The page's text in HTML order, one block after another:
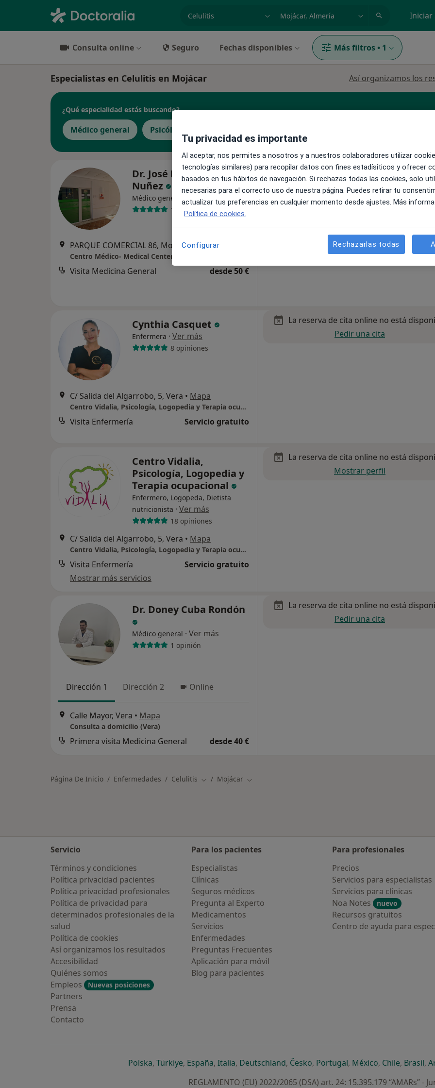
especialidad, enfermedad o nombre
p. ej. Madrid Iniciar
Consulta online Seguro Fechas disponibles Más filtros • 1
Especialistas en Celulitis en Mojácar Así organizamos los
¿Qué especialidad estás buscando?
Médico general Psicólogo
Dr. José María Soler
Nuñez
Médico general
143 opiniones
PARQUE COMERCIAL 86, Mojácar• Mapa
Centro Médico- Medical Center Playa de Mojácar
Visita Medicina General desde 50 €
La reserva de cita online no está
Pedir una cita
Cynthia Casquet
Enfermera · Ver más
8 opiniones
C/ Salida del Algarrobo, 5, Vera • Mapa
Centro Vidalia, Psicología, Logopedia y Terapia ocupacional
Visita Enfermería Servicio gratuito
La reserva de cita online no está
Pedir una cita
Centro Vidalia,
Psicología, Logopedia y
Terapia ocupacional
Enfermero, Logopeda, Dietista
nutricionista · Ver más
18 opiniones
C/ Salida del Algarrobo, 5, Vera • Mapa
Centro Vidalia, Psicología, Logopedia y Terapia ocupacional
Visita Enfermería
Servicio gratuito
Mostrar más servicios
La reserva de cita online no está
Mostrar perfil
Dr. Doney Cuba Rondón
Médico general · Ver más
1 opinión
Dirección 1 Dirección 2 Online
Calle Mayor, Vera • Mapa
Consulta a domicilio (Vera)
Primera visita Medicina General desde 40 €
La reserva de cita online no está
Pedir una cita
Página De Inicio Enfermedades Celulitis Cambiar de ciudad
Mojácar Cambiar de ciudad
Servicio
Términos y condiciones
Política privacidad pacientes
Política privacidad profesionales
Política de privacidad para
determinados profesionales de la
salud
Política de cookies
Así organizamos los resultados
Accesibilidad
Quiénes somos
Empleos
Nuevas posiciones
Partners
Prensa
Contacto
Para los pacientes
Especialistas
Clínicas
Seguros médicos
Pregunta al Experto
Medicamentos
Servicios
Enfermedades
Preguntas Frecuentes
Aplicación para móvil
Blog para pacientes
Para profesionales
Precios
Servicios para especialistas
Servicios para clínicas
Noa Notes
nuevo
Recursos gratuitos
Centro de ayuda para
Polskase abre en una nueva pestaña
, Türkiyese abre en una nueva pestaña
, Españase abre en una nueva pestaña
, Italiase abre en una nueva pestaña
, Deutschlandse abre en una nueva pestaña
, Českose abre en una nueva pestaña
, Portugalse abre en una nueva
, Méxicose abre en una
, Chilese abre
, Brasilse
,
REGLAMENTO (EU) 2022/2065 (DSA) art. 24: 15.395.179 “AMARs” -
Tu privacidad es importante
Al aceptar, nos permites a nosotros y a nuestros colaboradores utilizar
tecnologías similares) para recopilar datos con fines estadísiticos y ofrecer
basados en tus hábitos de navegación. Si rechazas todas las cookies, solo
necesarias para el correcto uso de nuestra página. Puedes retirar tu
actualizar tus preferencias en cualquier momento desde ajustes. Más
Política de cookies.
Configurar Rechazarlas todas
vez has usado una app o
de IA para hablar sobre un
o psicológico?
lo consideraría